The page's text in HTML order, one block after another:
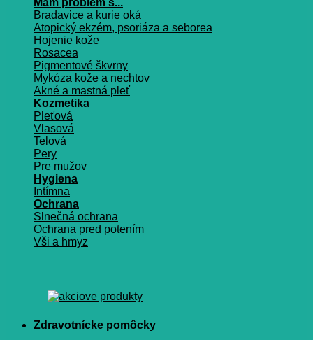
Mám problém s...
Bradavice a kurie oká
Atopický ekzém, psoriáza a seborea
Hojenie kože
Rosacea
Pigmentové škvrny
Mykóza kože a nechtov
Akné a mastná pleť
Kozmetika
Pleťová
Vlasová
Telová
Pery
Pre mužov
Hygiena
Intímna
Ochrana
Slnečná ochrana
Ochrana pred potením
Vši a hmyz
Zdravotnícke pomôcky